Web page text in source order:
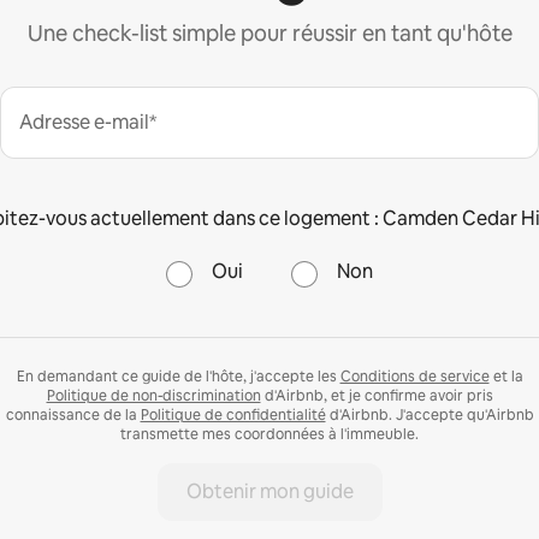
Une check-list simple pour réussir en tant qu'hôte
Adresse e-mail*
vous actuellement dans ce logement : Camden Cedar
Oui Non
En demandant ce guide de l'hôte, j'accepte les Conditions de serviceet la
Politique de non-discrimination d'Airbnb, et je confirme avoir pris
connaissance de la Politique de confidentialitéd'Airbnb. J'accepte qu'Airbnb
transmette mes coordonnées à l'immeuble.
Obtenir mon guide